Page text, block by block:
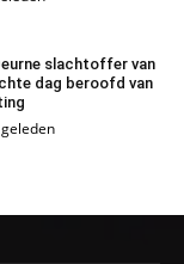
slachtoffer van
dag beroofd van